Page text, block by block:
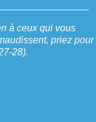
à ceux qui vous
priez pour
28).